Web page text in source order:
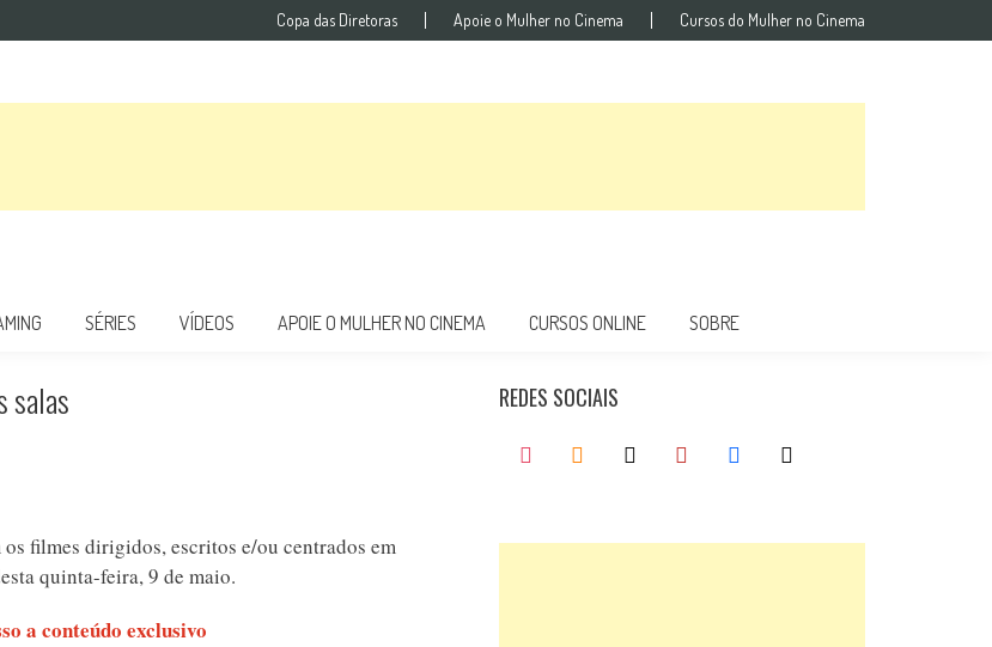
Copa das Diretoras Apoie o Mulher no Cinema Cursos do Mulher no Cinema
SÉRIES VÍDEOS APOIE O MULHER NO CINEMA CURSOS ONLINE SOBRE
salas
filmes dirigidos, escritos e/ou centrados em
quinta-feira, 9 de maio.
a conteúdo exclusivo
REDES SOCIAIS